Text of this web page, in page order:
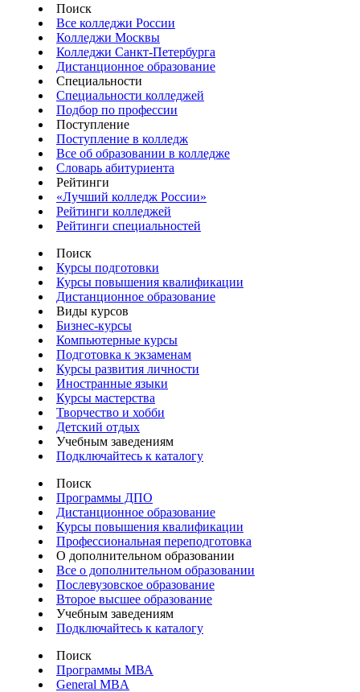
Поиск
Все колледжи России
Колледжи Москвы
Колледжи Санкт-Петербурга
Дистанционное образование
Специальности
Специальности колледжей
Подбор по профессии
Поступление
Поступление в колледж
Все об образовании в колледже
Словарь абитуриента
Рейтинги
«Лучший колледж России»
Рейтинги колледжей
Рейтинги специальностей
Поиск
Курсы подготовки
Курсы повышения квалификации
Дистанционное образование
Виды курсов
Бизнес-курсы
Компьютерные курсы
Подготовка к экзаменам
Курсы развития личности
Иностранные языки
Курсы мастерства
Творчество и хобби
Детский отдых
Учебным заведениям
Подключайтесь к каталогу
Поиск
Программы ДПО
Дистанционное образование
Курсы повышения квалификации
Профессиональная переподготовка
О дополнительном образовании
Все о дополнительном образовании
Послевузовское образование
Второе высшее образование
Учебным заведениям
Подключайтесь к каталогу
Поиск
Программы МВА
General MBA